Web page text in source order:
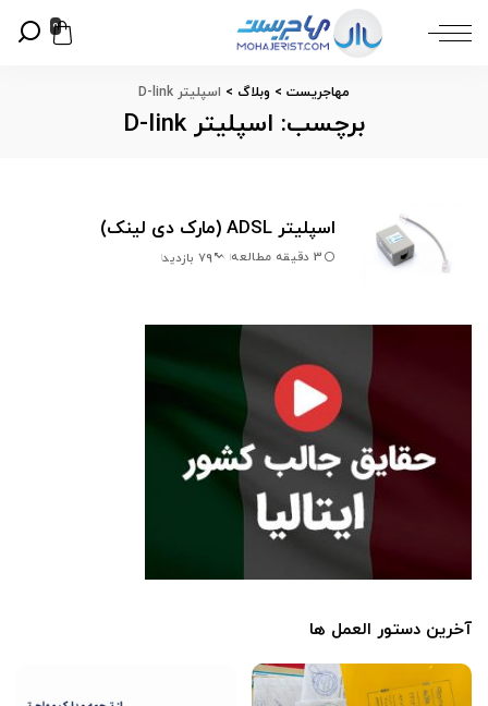
0
مهاجریست > وبلاگ > اسپلیتر D-link
برچسب: اسپلیتر D-link
اسپلیتر ADSL (مارک دی لینک)
3 دقیقه مطالعه 79 بازدید
آخرین دستور العمل ها